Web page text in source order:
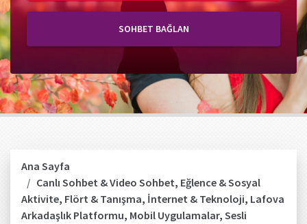
SOHBET BAĞLAN
Ana Sayfa
Canlı Sohbet & Video Sohbet, Eğlence & Sosyal
Aktivite, Flört & Tanışma, İnternet & Teknoloji, Lafova
Arkadaşlık Platformu, Mobil Uygulamalar, Sesli